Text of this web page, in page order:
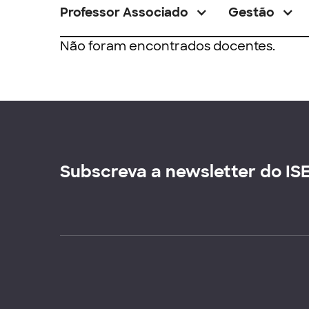
Professor Associado Gestão
Não foram encontrados docentes.
Subscreva a newsletter do